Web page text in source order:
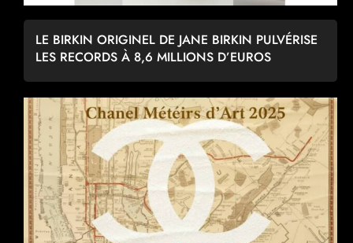
LE BIRKIN ORIGINEL DE JANE BIRKIN PULVÉRISE
LES RECORDS À 8,6 MILLIONS D’EUROS